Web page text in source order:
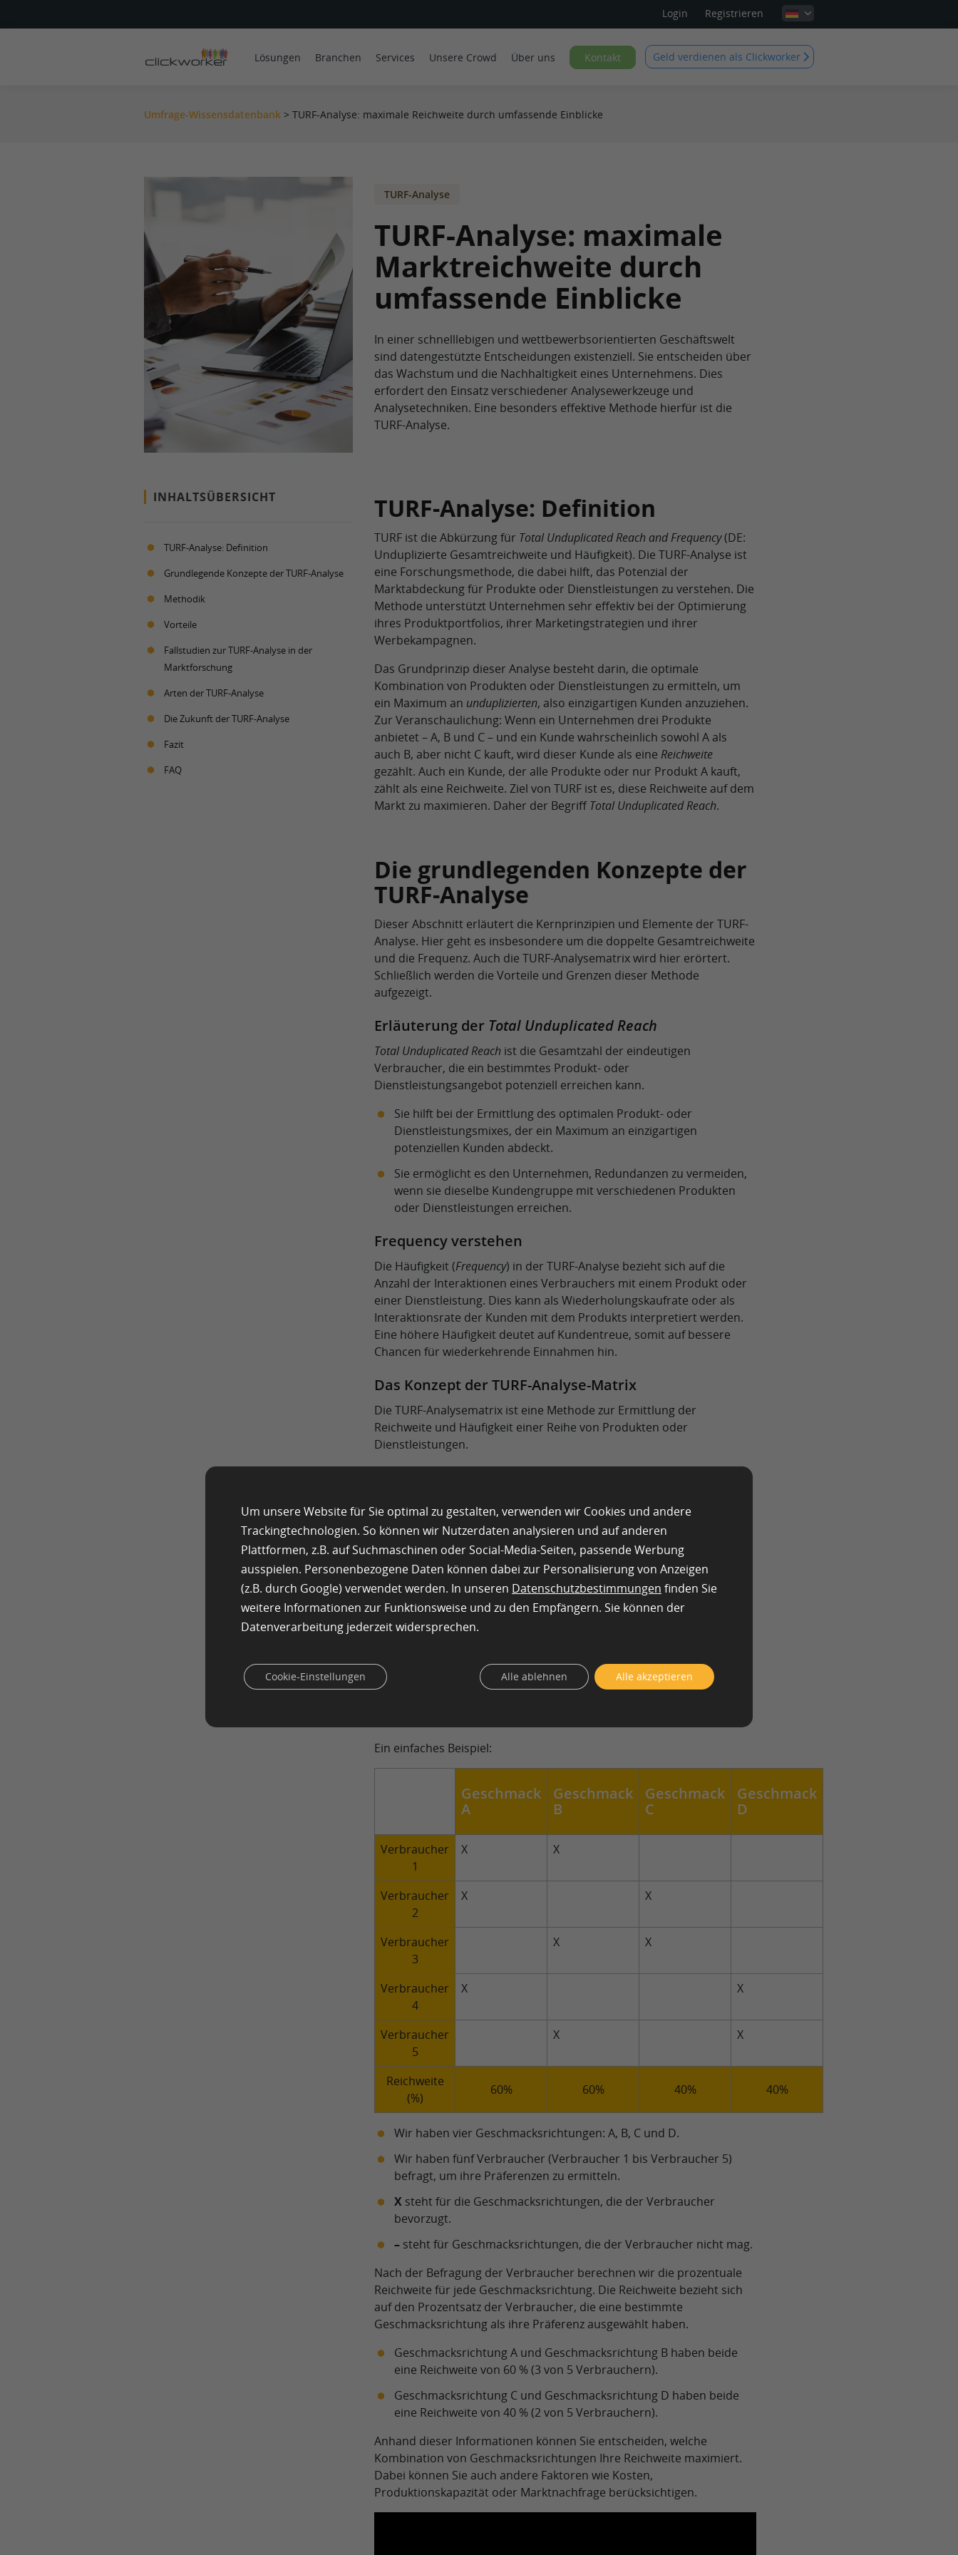
Login Registrieren
Lösungen Branchen Services Unsere Crowd Über uns Kontakt Geld verdienen als Clickworker
Umfrage-Wissensdatenbank > TURF-Analyse: maximale Reichweite durch umfassende Einblicke
TURF-Analyse
TURF-Analyse: maximale
Marktreichweite durch
umfassende Einblicke
In einer schnelllebigen und wettbewerbsorientierten Geschäftswelt
sind datengestützte Entscheidungen existenziell. Sie entscheiden über
das Wachstum und die Nachhaltigkeit eines Unternehmens. Dies
erfordert den Einsatz verschiedener Analysewerkzeuge und
Analysetechniken. Eine besonders effektive Methode hierfür ist die
TURF-Analyse.
INHALTSÜBERSICHT
TURF-Analyse: Definition
Grundlegende Konzepte der TURF-Analyse
Methodik
Vorteile
Fallstudien zur TURF-Analyse in der
Marktforschung
Arten der TURF-Analyse
Die Zukunft der TURF-Analyse
Fazit
FAQ
TURF-Analyse: Definition
TURF ist die Abkürzung für Total Unduplicated Reach and Frequency(DE:
Unduplizierte Gesamtreichweite und Häufigkeit). Die TURF-Analyse ist
eine Forschungsmethode, die dabei hilft, das Potenzial der
Marktabdeckung für Produkte oder Dienstleistungen zu verstehen. Die
Methode unterstützt Unternehmen sehr effektiv bei der Optimierung
ihres Produktportfolios, ihrer Marketingstrategien und ihrer
Werbekampagnen.
Das Grundprinzip dieser Analyse besteht darin, die optimale
Kombination von Produkten oder Dienstleistungen zu ermitteln, um
ein Maximum an unduplizierten, also einzigartigen Kunden anzuziehen.
Zur Veranschaulichung: Wenn ein Unternehmen drei Produkte
anbietet – A, B und C – und ein Kunde wahrscheinlich sowohl A als
auch B, aber nicht C kauft, wird dieser Kunde als eine Reichweite
gezählt. Auch ein Kunde, der alle Produkte oder nur Produkt A kauft,
zählt als eine Reichweite. Ziel von TURF ist es, diese Reichweite auf dem
Markt zu maximieren. Daher der BegriffTotal Unduplicated Reach.
Die grundlegenden Konzepte der
TURF-Analyse
Dieser Abschnitt erläutert die Kernprinzipien und Elemente der TURF-
Analyse. Hier geht es insbesondere um die doppelte Gesamtreichweite
und die Frequenz. Auch die TURF-Analysematrix wird hier erörtert.
Schließlich werden die Vorteile und Grenzen dieser Methode
aufgezeigt.
Erläuterung der Total Unduplicated Reach
Total Unduplicated Reach ist die Gesamtzahl der eindeutigen
Verbraucher, die ein bestimmtes Produkt- oder
Dienstleistungsangebot potenziell erreichen kann.
Sie hilft bei der Ermittlung des optimalen Produkt- oder
Dienstleistungsmixes, der ein Maximum an einzigartigen
potenziellen Kunden abdeckt.
Sie ermöglicht es den Unternehmen, Redundanzen zu vermeiden,
wenn sie dieselbe Kundengruppe mit verschiedenen Produkten
oder Dienstleistungen erreichen.
Frequency verstehen
Die Häufigkeit (Frequency) in der TURF-Analyse bezieht sich auf die
Anzahl der Interaktionen eines Verbrauchers mit einem Produkt oder
einer Dienstleistung. Dies kann als Wiederholungskaufrate oder als
Interaktionsrate der Kunden mit dem Produkts interpretiert werden.
Eine höhere Häufigkeit deutet auf Kundentreue, somit auf bessere
Chancen für wiederkehrende Einnahmen hin.
Das Konzept der TURF-Analyse-Matrix
Die TURF-Analysematrix ist eine Methode zur Ermittlung der
Reichweite und Häufigkeit einer Reihe von Produkten oder
Dienstleistungen.
In dieser Matrix werden verschiedene Kombinationen von
Produkten/Dienstleistungen dargestellt. Sie geben einen visuellen
Überblick über die Marktabdeckung.
Anhand der Matrix können die Unternehmen feststellen, welche
Kombination von Produkten oder Dienstleistungen die größte
Reichweite und Häufigkeit erzielen kann.
Stellen Sie sich vor, Sie sind Marketingmanager eines
Getränkeherstellers und möchten die beste Kombination aus drei
Ein einfaches Beispiel:
Geschmack
A
Geschmack
B
Geschmack
C
Geschmack
D
Verbraucher
1
X X
Verbraucher
2
X X
Verbraucher
3
X X
Verbraucher
4
X X
Verbraucher
5
X X
Reichweite
(%)
60% 60% 40% 40%
Wir haben vier Geschmacksrichtungen: A, B, C und D.
Wir haben fünf Verbraucher (Verbraucher 1 bis Verbraucher 5)
befragt, um ihre Präferenzen zu ermitteln.
X steht für die Geschmacksrichtungen, die der Verbraucher
bevorzugt.
– steht für Geschmacksrichtungen, die der Verbraucher nicht mag.
Nach der Befragung der Verbraucher berechnen wir die prozentuale
Reichweite für jede Geschmacksrichtung. Die Reichweite bezieht sich
auf den Prozentsatz der Verbraucher, die eine bestimmte
Geschmacksrichtung als ihre Präferenz ausgewählt haben.
Geschmacksrichtung A und Geschmacksrichtung B haben beide
eine Reichweite von 60 % (3 von 5 Verbrauchern).
Geschmacksrichtung C und Geschmacksrichtung D haben beide
eine Reichweite von 40 % (2 von 5 Verbrauchern).
Anhand dieser Informationen können Sie entscheiden, welche
Kombination von Geschmacksrichtungen Ihre Reichweite maximiert.
Dabei können Sie auch andere Faktoren wie Kosten,
Produktionskapazität oder Marktnachfrage berücksichtigen.
Um unsere Website für Sie optimal zu gestalten, verwenden wir Cookies und andere
Trackingtechnologien. So können wir Nutzerdaten analysieren und auf anderen
Plattformen, z.B. auf Suchmaschinen oder Social-Media-Seiten, passende Werbung
ausspielen. Personenbezogene Daten können dabei zur Personalisierung von Anzeigen
(z.B. durch Google) verwendet werden. In unseren Datenschutzbestimmungen finden Sie
weitere Informationen zur Funktionsweise und zu den Empfängern. Sie können der
Datenverarbeitung jederzeit widersprechen.
Alle akzeptieren
Alle ablehnen
Cookie-Einstellungen